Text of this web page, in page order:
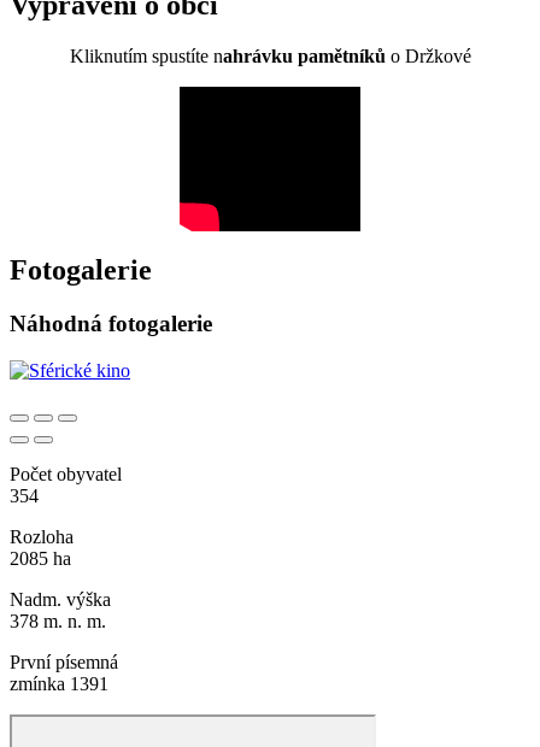
Kliknutím spustíte nahrávku pamětníků o Držkové
Fotogalerie
Náhodná fotogalerie
Počet obyvatel
354
Rozloha
2085 ha
Nadm. výška
378 m. n. m.
První písemná
zmínka 1391